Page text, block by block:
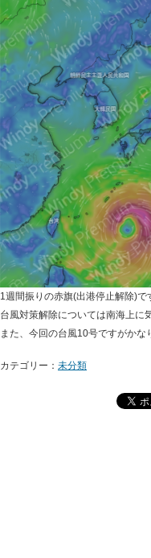
1週間振りの赤旗(出港停止解除)で
台風対策解除については南海上に
また、今回の台風10号ですがか
カテゴリー： 未分類